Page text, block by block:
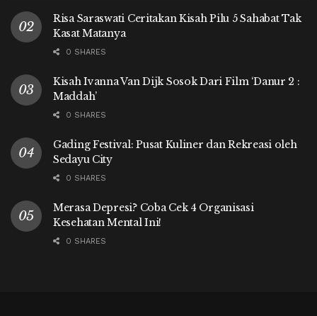
Risa Saraswati Ceritakan Kisah Pilu 5 Sahabat Tak
Kasat Matanya
0 SHARES
Kisah Ivanna Van Dijk Sosok Dari Film ‘Danur 2 :
Maddah’
0 SHARES
Gading Festival: Pusat Kuliner dan Rekreasi oleh
Sedayu City
0 SHARES
Merasa Depresi? Coba Cek 4 Organisasi
Kesehatan Mental Ini!
0 SHARES